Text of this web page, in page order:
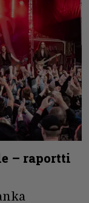
– raportti